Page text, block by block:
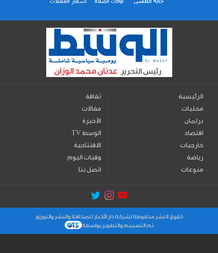
الرئيسية
محليات
برلمان
اقتصاد
خارجيات
رياضة
منوعات
ثقافة
مقالات
الأخيرة
TV الوسط
الافتتاحية
وفيات اليوم
اتصل بنا
حقوق النشر محفوظة لشركة دار الأخبار للصحافة والنشر والتوزيع
تم التصميم والتطوير بواسطة